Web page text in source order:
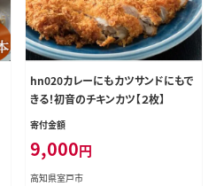
hn020カレーにもカツサンドにもで
きる！初音のチキンカツ【２枚】
寄付金額
9,000円
高知県室戸市